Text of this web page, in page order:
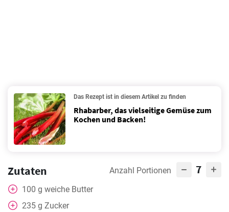
Das Rezept ist in diesem Artikel zu finden
Rhabarber, das vielseitige Gemüse zum
Kochen und Backen!
Zutaten Anzahl Portionen 7
100 g weiche Butter
235 g Zucker